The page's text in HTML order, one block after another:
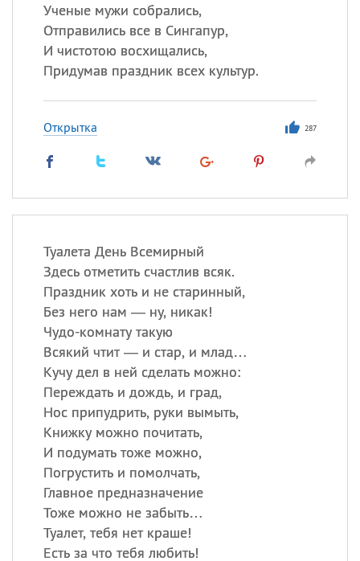
Ученые мужи собрались,
Отправились все в Сингапур,
И чистотою восхищались,
Придумав праздник всех культур.
Открытка 287
Туалета День Всемирный
Здесь отметить счастлив всяк.
Праздник хоть и не старинный,
Без него нам — ну, никак!
Чудо-комнату такую
Всякий чтит — и стар, и млад…
Кучу дел в ней сделать можно:
Переждать и дождь, и град,
Нос припудрить, руки вымыть,
Книжку можно почитать,
И подумать тоже можно,
Погрустить и помолчать,
Главное предназначение
Тоже можно не забыть…
Туалет, тебя нет краше!
Есть за что тебя любить!